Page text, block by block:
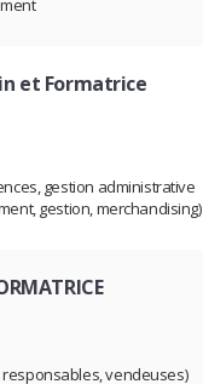
et Formatrice
gestion administrative
gestion, merchandising)
vendeuses)